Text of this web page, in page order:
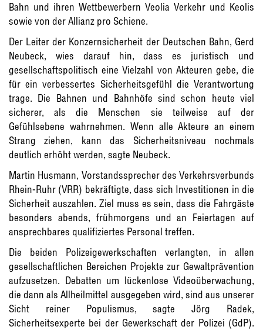
Bahn und ihren Wettbewerbern Veolia Verkehr und Keolis
sowie von der Allianz pro Schiene.
Der Leiter der Konzernsicherheit der Deutschen Bahn, Gerd
Neubeck, wies darauf hin, dass es juristisch und
gesellschaftspolitisch eine Vielzahl von Akteuren gebe, die
für ein verbessertes Sicherheitsgefühl die Verantwortung
trage. Die Bahnen und Bahnhöfe sind schon heute viel
sicherer, als die Menschen sie teilweise auf der
Gefühlsebene wahrnehmen. Wenn alle Akteure an einem
Strang ziehen, kann das Sicherheitsniveau nochmals
deutlich erhöht werden, sagte Neubeck.
Martin Husmann, Vorstandssprecher des Verkehrsverbunds
Rhein-Ruhr (VRR) bekräftigte, dass sich Investitionen in die
Sicherheit auszahlen. Ziel muss es sein, dass die Fahrgäste
besonders abends, frühmorgens und an Feiertagen auf
ansprechbares qualifiziertes Personal treffen.
Die beiden Polizeigewerkschaften verlangten, in allen
gesellschaftlichen Bereichen Projekte zur Gewaltprävention
aufzusetzen. Debatten um lückenlose Videoüberwachung,
die dann als Allheilmittel ausgegeben wird, sind aus unserer
Sicht reiner Populismus, sagte Jörg Radek,
Sicherheitsexperte bei der Gewerkschaft der Polizei (GdP).